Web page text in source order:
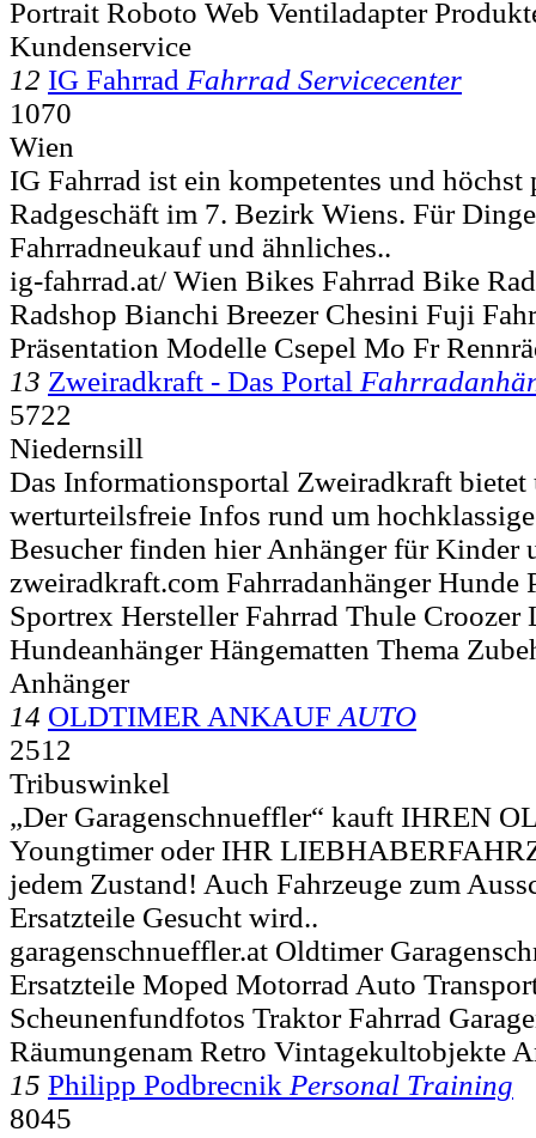
Portrait Roboto Web Ventiladapter
Kundenservice
12 IG Fahrrad Fahrrad Servicecenter
1070
Wien
IG Fahrrad ist ein kompetentes und höchst
Radgeschäft im 7. Bezirk Wiens. Für
Fahrradneukauf und ähnliches..
ig-fahrrad.at/ Wien Bikes Fahrrad Bike
Radshop Bianchi Breezer Chesini Fuji
Präsentation Modelle Csepel Mo Fr
13 Zweiradkraft - Das Portal
5722
Niedernsill
Das Informationsportal Zweiradkraft bietet
werturteilsfreie Infos rund um
Besucher finden hier Anhänger für Kinder
zweiradkraft.com Fahrradanhänger Hunde
Sportrex Hersteller Fahrrad Thule Croozer
Hundeanhänger Hängematten Thema
Anhänger
14 OLDTIMER ANKAUF AUTO
2512
Tribuswinkel
„Der Garagenschnueffler“ kauft IHREN
Youngtimer oder IHR
jedem Zustand! Auch Fahrzeuge zum
Ersatzteile Gesucht wird..
garagenschnueffler.at Oldtimer
Ersatzteile Moped Motorrad Auto
Scheunenfundfotos Traktor Fahrrad
Räumungenam Retro Vintagekultobjekte
15 Philipp Podbrecnik Personal Training
8045